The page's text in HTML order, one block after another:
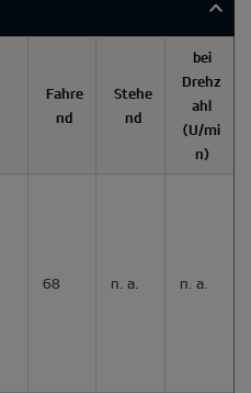
Fahre
nd
Stehe
nd
bei
Drehz
ahl
(U/mi
n)
68 n. a. n. a.